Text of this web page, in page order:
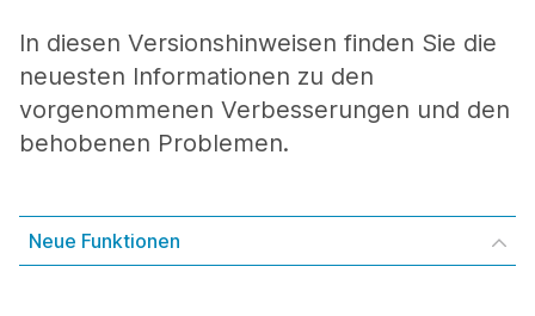
In diesen Versionshinweisen finden Sie die
neuesten Informationen zu den
vorgenommenen Verbesserungen und den
behobenen Problemen.
Neue Funktionen